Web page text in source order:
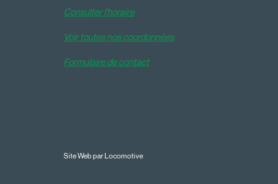
Consulter l'horaire
Voir toutes nos coordonnées
Formulaire de contact
Site Web par Locomotive